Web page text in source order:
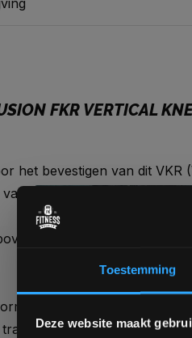
Toestemming
Deze website maakt
FKR VERTICAL
het bevestigen van dit VKR
je krachtstation.
krachtiger met
gegeven en oversized
van je buikspieren,